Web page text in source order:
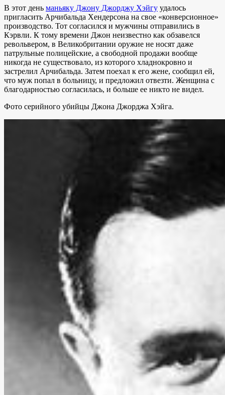
В этот день маньяку Джону Джорджу Хэйгу удалось
пригласить Арчибальда Хендерсона на свое «конверсионное»
производство. Тот согласился и мужчины отправились в
Кэрвли. К тому времени Джон неизвестно как обзавелся
револьвером, в Великобритании оружие не носят даже
патрульные полицейские, а свободной продажи вообще
никогда не существовало, из которого хладнокровно и
застрелил Арчибальда. Затем поехал к его жене, сообщил ей,
что муж попал в больницу, и предложил отвезти. Женщина с
благодарностью согласилась, и больше ее никто не видел.
Фото серийного убийцы Джона Джорджа Хэйга.